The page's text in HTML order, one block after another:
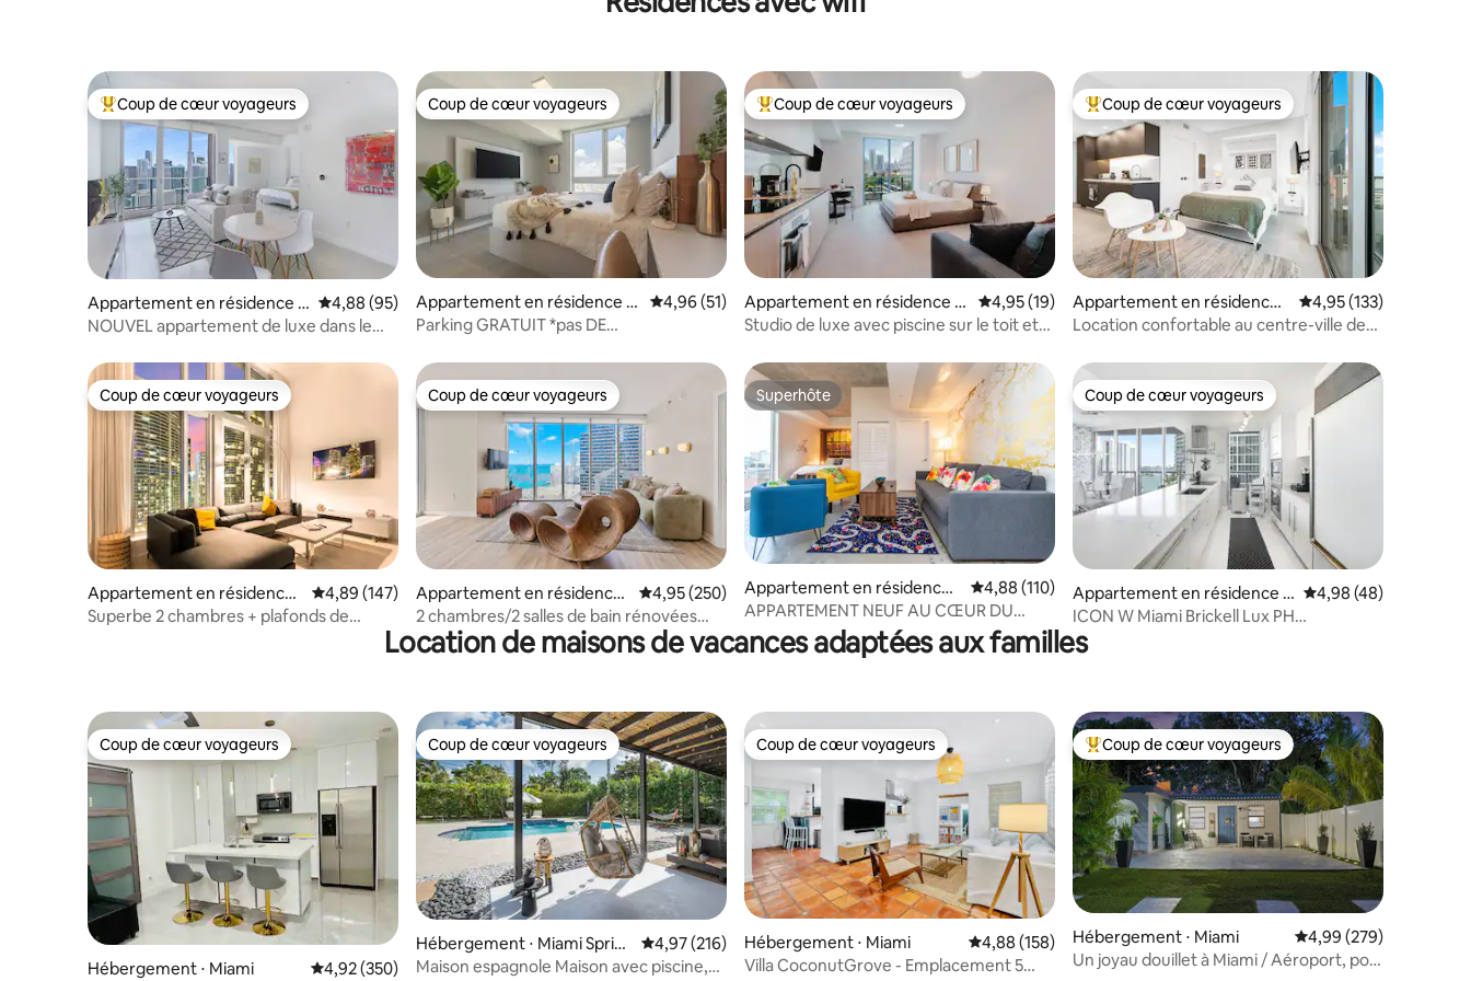
Coups de cœur voyageurs les plus appréciés
Coup de cœur voyageurs
Appartement en résidence ⋅
Miami
Évaluation moyenne sur la base de 95 commentaires : 4,88 sur 5
4,88 (95)
NOUVEL appartement de luxe dans le
Coup de cœur voyageurs
Coup de cœur voyageurs
Appartement en résidence ⋅
Miami
Évaluation moyenne sur la base de 51 commentaires : 4,96 sur 5
4,96 (51)
Parking GRATUIT *pas DE
Coups de cœur voyageurs les plus appréciés
Coup de cœur voyageurs
Appartement en résidence ⋅
Miami
Évaluation moyenne sur la base de 19 commentaires : 4,95 sur 5
4,95 (19)
Studio de luxe avec piscine sur le toit et
Coups de cœur voyageurs les plus appréciés
Coup de cœur voyageurs
Appartement en résidence ⋅
Miami
Évaluation moyenne
4,95 (133)
Location confortable au centre-ville de
Coup de cœur voyageurs
Coup de cœur voyageurs
Appartement en résidence ⋅
Miami
Évaluation moyenne sur la base de 147 commentaires : 4,89 sur 5
4,89 (147)
Superbe 2 chambres + plafonds de
Coup de cœur voyageurs
Coup de cœur voyageurs
Appartement en résidence
⋅ Miami
Évaluation moyenne sur la base de 250 commentaires : 4,95 sur 5
4,95 (250)
2 chambres/2 salles de bain rénovées
avec vue sur l'eau • Parking gratuit •
Piscine et spa
Superhôte
Superhôte
Appartement en résidence ⋅
Miami
Évaluation moyenne sur la base de 110 commentaires : 4,88 sur 5
4,88 (110)
APPARTEMENT NEUF AU CŒUR DU
CENTRE-VILLE
Coup de cœur voyageurs
Coup de cœur voyageurs
Appartement en résidence ⋅
Miami
Évaluation moyenne
4,98 (48)
ICON W Miami Brickell Lux PH
2 chambres avec vue sur l'eau
Location de maisons de vacances adaptées aux familles
Coup de cœur voyageurs
Coup de cœur voyageurs
Hébergement ⋅ Miami Évaluation moyenne sur la base de 350 commentaires : 4,92 sur 5
4,92 (350)
Coup de cœur voyageurs
Coup de cœur voyageurs
Hébergement ⋅ Miami Sprin
gs
Évaluation moyenne sur la base de 216 commentaires : 4,97 sur 5
4,97 (216)
Maison espagnole Maison avec piscine,
Coup de cœur voyageurs
Coup de cœur voyageurs
Hébergement ⋅ Miami Évaluation moyenne sur la base de 158 commentaires : 4,88 sur 5
4,88 (158)
Villa CoconutGrove - Emplacement 5
Coups de cœur voyageurs les plus appréciés
Coup de cœur voyageurs
Hébergement ⋅ Miami Évaluation moyenne
4,99 (279)
Un joyau douillet à Miami / Aéroport, port